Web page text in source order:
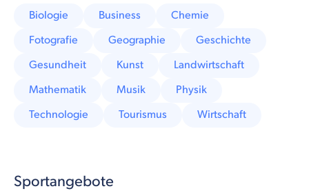
Biologie Business
Chemie
Fotografie
Geographie
Geschichte
Gesundheit
Kunst
Landwirtschaft
Mathematik
Musik
Physik
Technologie
Tourismus Wirtschaft
Sportangebote